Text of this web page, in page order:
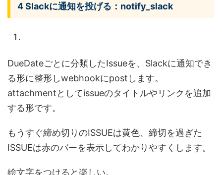
4 Slackに通知を投げる：notify_slack
DueDateごとに分類したIssueを、Slackに通知でき
る形に整形しwebhookにpostします。
attachmentとしてissueのタイトルやリンクを追加
する形です。
もうすぐ締め切りのISSUEは黄色、締切を過ぎた
ISSUEは赤のバーを表示してわかりやすくします。
絵文字をつけると楽しい。